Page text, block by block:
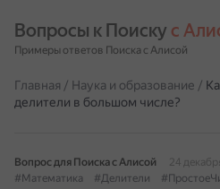
Вопросы к Поиску с
Примеры ответов Поиска с Алисой
Главная / Наука и образование /
делители в большом числе?
Вопрос для Поиска с Алисой
24 декабря
#Математика
#Делители